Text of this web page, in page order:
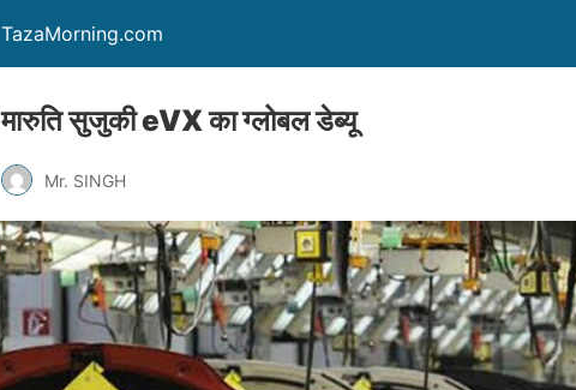
TazaMorning.com
मारुति सुजुकी eVX का ग्लोबल डेब्यू
Mr. SINGH